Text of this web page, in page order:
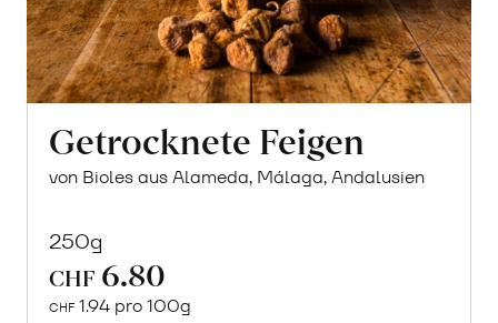
Getrocknete Feigen
von Bioles aus Alameda, Málaga, Andalusien
250g
CHF 6.80
CHF 1.94 pro 100g